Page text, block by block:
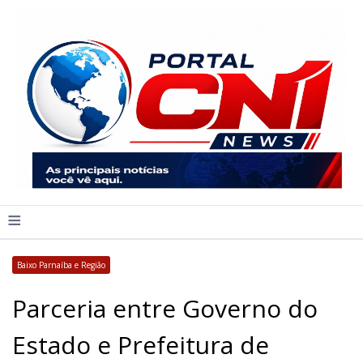
≡
Baixo Parnaíba e Região
Parceria entre Governo do
Estado e Prefeitura de